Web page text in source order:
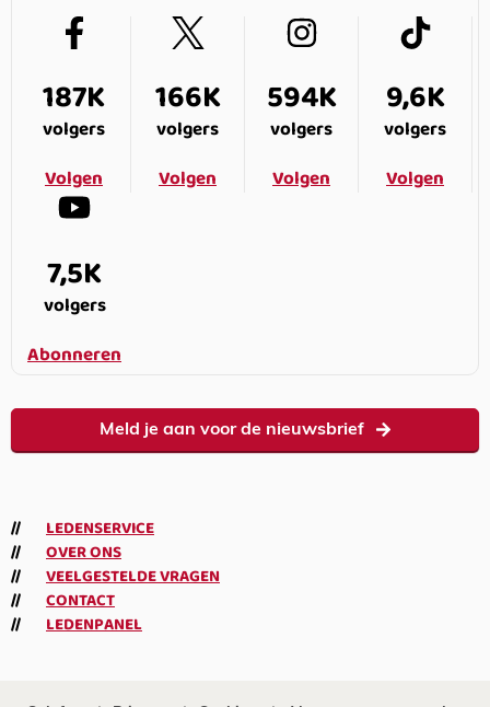
187K
volgers
Volgen
166K
volgers
Volgen
594K
volgers
Volgen
9,6K
volgers
Volgen
7,5K
volgers
Abonneren
Meld je aan voor de nieuwsbrief
LEDENSERVICE
OVER ONS
VEELGESTELDE VRAGEN
CONTACT
LEDENPANEL